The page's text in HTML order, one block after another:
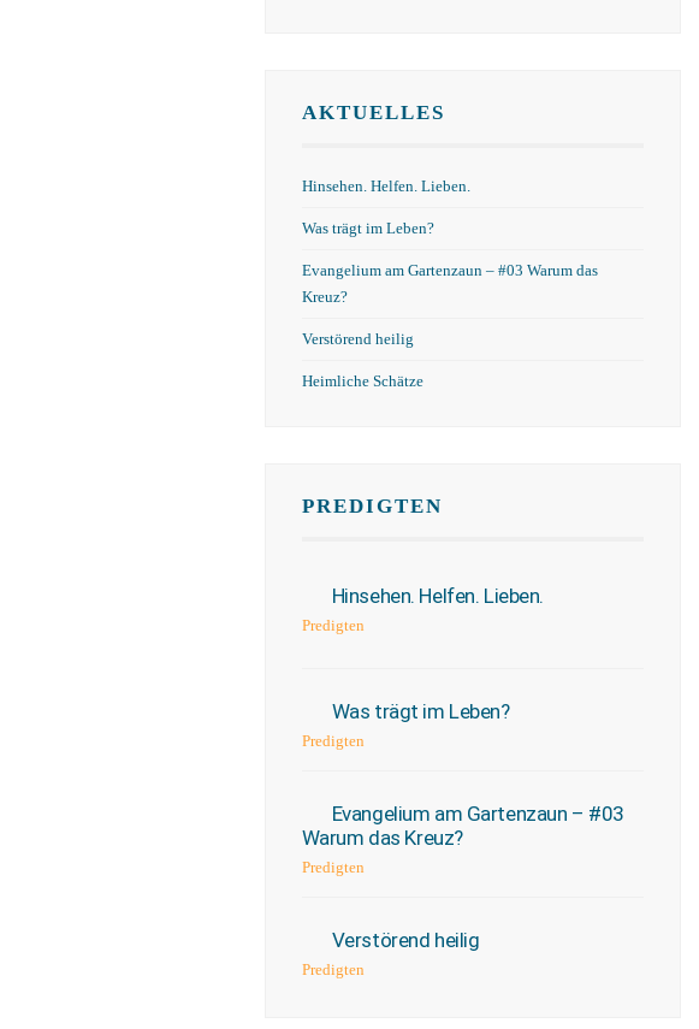
AKTUELLES
Hinsehen. Helfen. Lieben.
Was trägt im Leben?
Evangelium am Gartenzaun – #03 Warum das
Kreuz?
Verstörend heilig
Heimliche Schätze
PREDIGTEN
Hinsehen. Helfen. Lieben.
Predigten
Was trägt im Leben?
Predigten
Evangelium am Gartenzaun – #03
Warum das Kreuz?
Predigten
Verstörend heilig
Predigten